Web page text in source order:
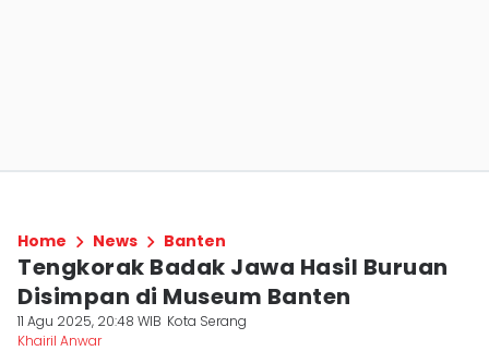
Home News Banten
Tengkorak Badak Jawa Hasil Buruan
Disimpan di Museum Banten
11 Agu 2025, 20:48 WIB Kota Serang
Khairil Anwar